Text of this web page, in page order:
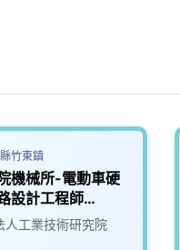
竹東鎮
機械所-電動車硬
設計工程師
人工業技術研究院